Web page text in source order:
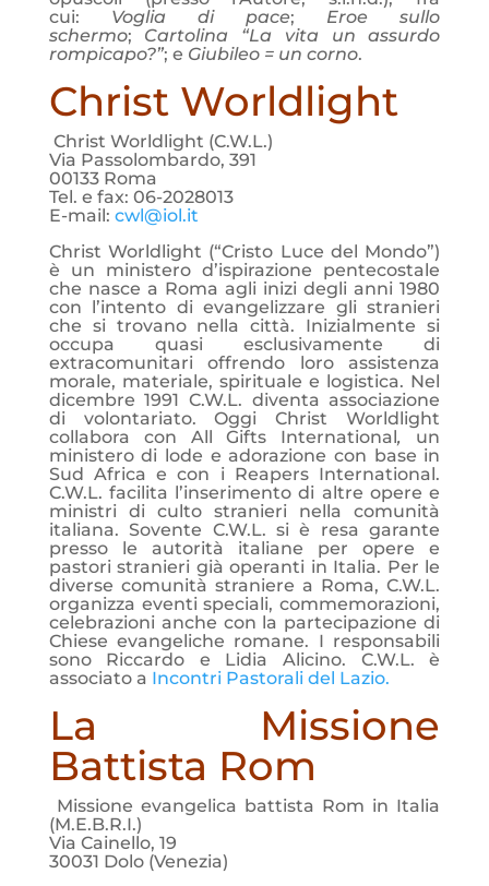
cui: Voglia di pace; Eroe sullo
schermo; Cartolina “La vita un assurdo
rompicapo?”; e Giubileo = un corno.
Christ Worldlight
Christ Worldlight (C.W.L.)
Via Passolombardo, 391
00133 Roma
Tel. e fax: 06-2028013
E-mail: cwl@iol.it
Christ Worldlight (“Cristo Luce del Mondo”)
è un ministero d’ispirazione pentecostale
che nasce a Roma agli inizi degli anni 1980
con l’intento di evangelizzare gli stranieri
che si trovano nella città. Inizialmente si
occupa quasi esclusivamente di
extracomunitari offrendo loro assistenza
morale, materiale, spirituale e logistica. Nel
dicembre 1991 C.W.L. diventa associazione
di volontariato. Oggi Christ Worldlight
collabora con All Gifts International,
un
ministero di lode e adorazione con base in
Sud Africa e con i Reapers International.
C.W.L. facilita l’inserimento di altre opere e
ministri di culto stranieri nella comunità
italiana. Sovente C.W.L. si è resa garante
presso le autorità italiane per opere e
pastori stranieri già operanti in Italia. Per le
diverse comunità straniere a Roma, C.W.L.
organizza eventi speciali, commemorazioni,
celebrazioni anche con la partecipazione di
Chiese evangeliche romane. I responsabili
sono Riccardo e Lidia Alicino. C.W.L. è
associato a Incontri Pastorali del Lazio.
La Missione
Battista Rom
Missione evangelica battista Rom in Italia
(M.E.B.R.I.)
Via Cainello, 19
30031 Dolo (Venezia)